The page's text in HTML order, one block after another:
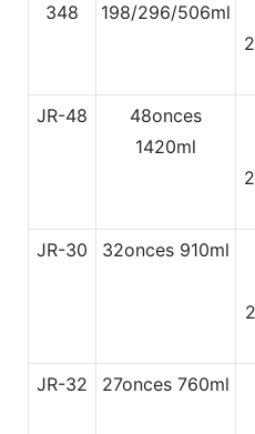
348
198/296/506ml
JR-48
48onces
1420ml
JR-30 32onces 910ml
JR-32 27onces 760ml